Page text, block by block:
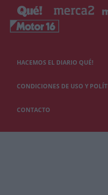
HACEMOS EL DIARIO QUÉ!
CONDICIONES DE USO Y
CONTACTO